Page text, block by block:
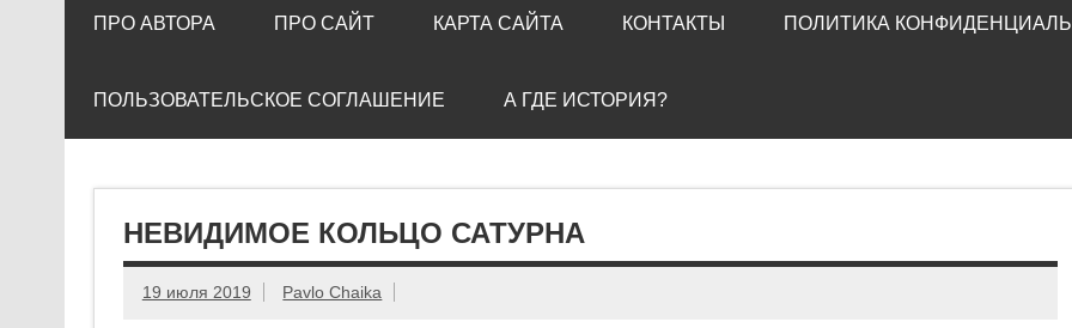
ПРО АВТОРА ПРО САЙТ КАРТА САЙТА КОНТАКТЫ ПОЛИТИКА
ПОЛЬЗОВАТЕЛЬСКОЕ СОГЛАШЕНИЕ А ГДЕ ИСТОРИЯ?
НЕВИДИМОЕ КОЛЬЦО САТУРНА
19 июля 2019 Pavlo Chaika